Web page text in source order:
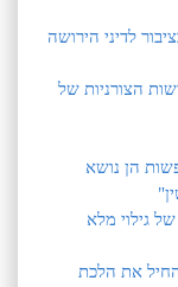
לדיני הירושה
הצורניות של
הן נושא
גילוי מלא
את הלכת